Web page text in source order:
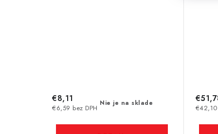
Nie je na sklade
€6,59 bez DPH
€8,11
€42,10